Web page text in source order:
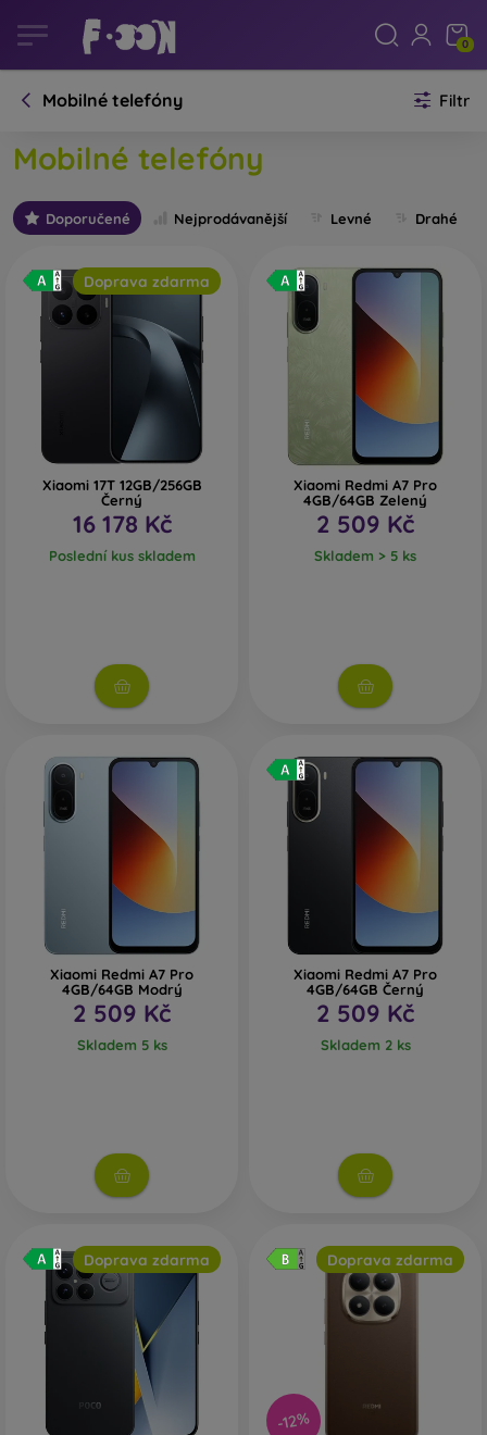
0
Mobilné telefóny Filtr
Mobilné telefóny
Doporučené Nejprodávanější Levné Drahé
Doprava zdarma
Xiaomi 17T 12GB/256GB
Černý
16 178 Kč
Poslední kus skladem
Xiaomi Redmi A7 Pro
4GB/64GB Zelený
2 509 Kč
Skladem > 5 ks
Xiaomi Redmi A7 Pro
4GB/64GB Modrý
2 509 Kč
Skladem 5 ks
Xiaomi Redmi A7 Pro
4GB/64GB Černý
2 509 Kč
Skladem 2 ks
Doprava zdarma
-12%
Doprava zdarma